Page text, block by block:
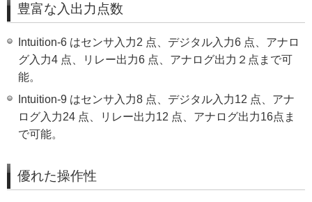
豊富な入出力点数
Intuition-6 はセンサ入力2 点、デジタル入力6 点、アナロ
グ入力4 点、リレー出力6 点、アナログ出力２点まで可
能。
Intuition-9 はセンサ入力8 点、デジタル入力12 点、アナ
ログ入力24 点、リレー出力12 点、アナログ出力16点ま
で可能。
優れた操作性